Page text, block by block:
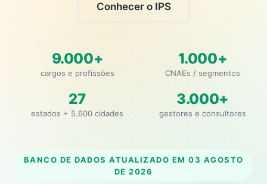
Conhecer o IPS
9.000+
cargos e profissões
1.000+
CNAEs / segmentos
27
estados + 5.600 cidades
3.000+
gestores e consultores
BANCO DE DADOS ATUALIZADO EM 03 AGOSTO
DE 2026